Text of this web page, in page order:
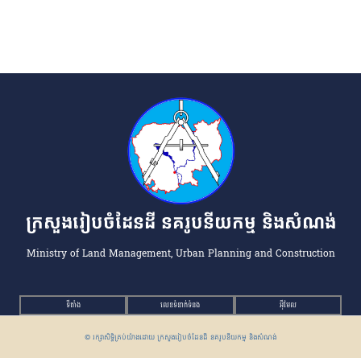
ក្រសួងរៀបចំដែនដី នគរូបនីយកម្ម និងសំណង់
Ministry of Land Management, Urban Planning and Construction
ទីតាំង លេខទំនាក់ទំនង អ៉ីមែល
© រក្សាសិទ្ធិគ្រប់យ៉ាងដោយ ក្រសួងរៀបចំដែនដី នគរូបនីយកម្ម និងសំណង់